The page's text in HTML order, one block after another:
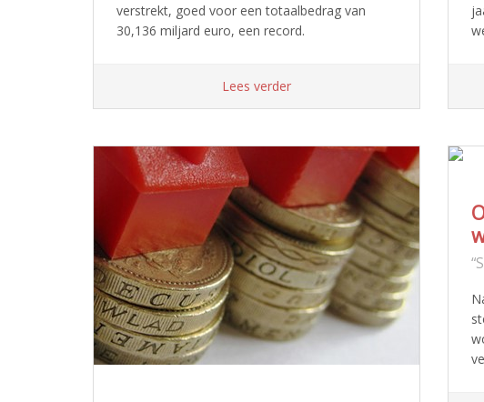
verstrekt, goed voor een totaalbedrag van
30,136 miljard euro, een record.
Lees verder